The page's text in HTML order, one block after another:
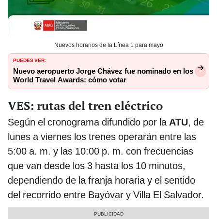
Nuevos horarios de la Línea 1 para mayo
PUEDES VER:
Nuevo aeropuerto Jorge Chávez fue nominado en los
World Travel Awards: cómo votar
VES: rutas del tren eléctrico
Según el cronograma difundido por laATU, de
lunes a viernes los trenes operarán entre las
5:00 a. m. y las 10:00 p. m. con frecuencias
que van desde los 3 hasta los 10 minutos,
dependiendo de la franja horaria y el sentido
del recorrido entre Bayóvar y Villa El Salvador.